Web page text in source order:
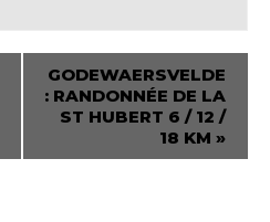
GODEWAERSVELDE
: RANDONNÉE DE LA
ST HUBERT 6 / 12 /
18 KM »